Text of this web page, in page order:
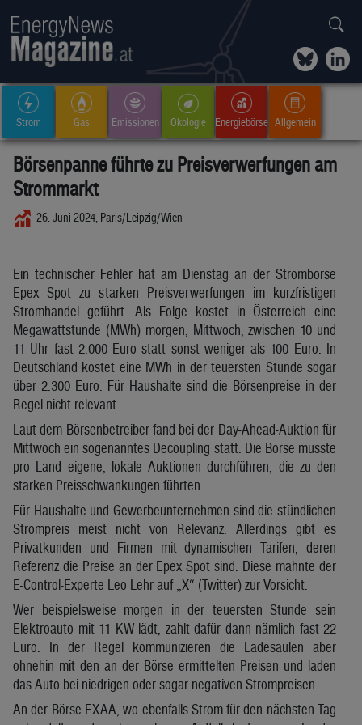
Strom Gas Emissionen Ökologie Energiebörse Allgemein
Börsenpanne führte zu Preisverwerfungen am
Strommarkt
26. Juni 2024, Paris/Leipzig/Wien
Ein technischer Fehler hat am Dienstag an der Strombörse
Epex Spot zu starken Preisverwerfungen im kurzfristigen
Stromhandel geführt. Als Folge kostet in Österreich eine
Megawattstunde (MWh) morgen, Mittwoch, zwischen 10 und
11 Uhr fast 2.000 Euro statt sonst weniger als 100 Euro. In
Deutschland kostet eine MWh in der teuersten Stunde sogar
über 2.300 Euro. Für Haushalte sind die Börsenpreise in der
Regel nicht relevant.
Laut dem Börsenbetreiber fand bei der Day-Ahead-Auktion für
Mittwoch ein sogenanntes Decoupling statt. Die Börse musste
pro Land eigene, lokale Auktionen durchführen, die zu den
starken Preisschwankungen führten.
Für Haushalte und Gewerbeunternehmen sind die stündlichen
Strompreis meist nicht von Relevanz. Allerdings gibt es
Privatkunden und Firmen mit dynamischen Tarifen, deren
Referenz die Preise an der Epex Spot sind. Diese mahnte der
E-Control-Experte Leo Lehr auf „X“ (Twitter) zur Vorsicht.
Wer beispielsweise morgen in der teuersten Stunde sein
Elektroauto mit 11 KW lädt, zahlt dafür dann nämlich fast 22
Euro. In der Regel kommunizieren die Ladesäulen aber
ohnehin mit den an der Börse ermittelten Preisen und laden
das Auto bei niedrigen oder sogar negativen Strompreisen.
An der Börse EXAA, wo ebenfalls Strom für den nächsten Tag